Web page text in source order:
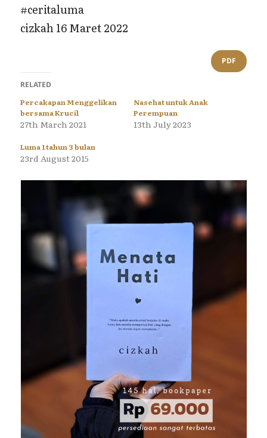
#ceritaluma
cizkah 16 Maret 2022
PDF
RELATED
Percakapan Menggelikan
bersama Krucil
27th March 2021
Nasehat untuk Anak
Perempuan
13th July 2023
Luma 1 tahun 3 bulan
23rd August 2015